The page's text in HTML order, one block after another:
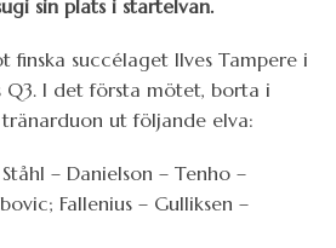
sin plats i startelvan.
finska succélaget Ilves Tampere i
Q3. I det första mötet, borta i
ut följande elva:
– Danielson – Tenho –
Fallenius – Gulliksen –